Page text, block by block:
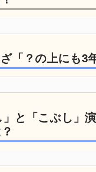
？の上にも3年
と「こぶし」